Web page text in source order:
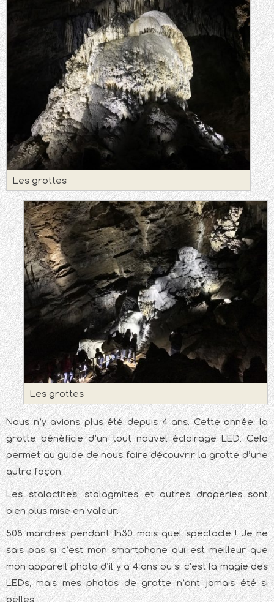
Les grottes
Les grottes
Nous n’y avions plus été depuis 4 ans. Cette année, la
grotte bénéficie d’un tout nouvel éclairage LED. Cela
permet au guide de nous faire découvrir la grotte d’une
autre façon.
Les stalactites, stalagmites et autres draperies sont
bien plus mise en valeur.
508 marches pendant 1h30 mais quel spectacle ! Je ne
sais pas si c’est mon smartphone qui est meilleur que
mon appareil photo d’il y a 4 ans ou si c’est la magie des
LEDs, mais mes photos de grotte n’ont jamais été si
belles.